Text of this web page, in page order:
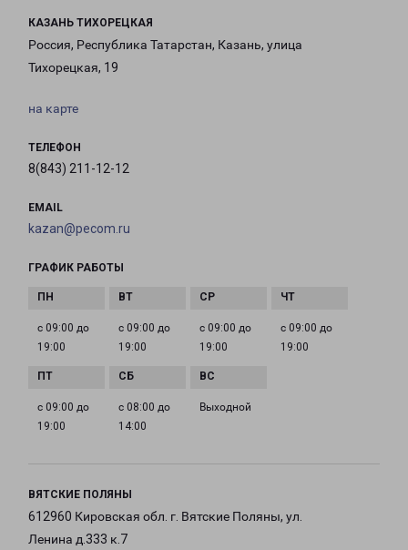
КАЗАНЬ ТИХОРЕЦКАЯ
Россия, Республика Татарстан, Казань, улица
Тихорецкая, 19
на карте
ТЕЛЕФОН
8(843) 211-12-12
EMAIL
kazan@pecom.ru
ГРАФИК РАБОТЫ
с 09:00 до
19:00
с 09:00 до
19:00
с 09:00 до
19:00
с 09:00 до
19:00
с 09:00 до
19:00
с 08:00 до
14:00
Выходной
ВЯТСКИЕ ПОЛЯНЫ
612960 Кировская обл. г. Вятские Поляны, ул.
Ленина д.333 к.7